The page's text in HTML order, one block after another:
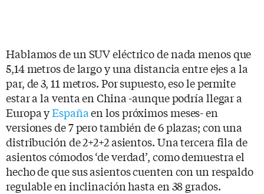
Hablamos de un SUV eléctrico de nada menos que
5,14 metros de largo y una distancia entre ejes a la
par, de 3, 11 metros. Por supuesto, eso le permite
estar a la venta en China -aunque podría llegar a
Europa yEspañaen los próximos meses- en
versiones de 7 pero también de 6 plazas; con una
distribución de 2+2+2 asientos. Una tercera fila de
asientos cómodos ‘de verdad’, como demuestra el
hecho de que sus asientos cuenten con un respaldo
regulable en inclinación hasta en 38 grados.